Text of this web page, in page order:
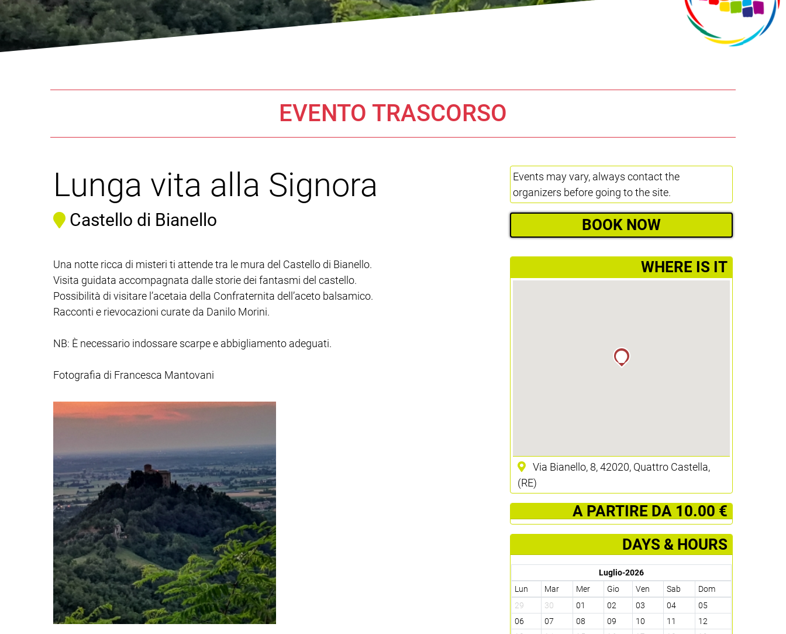
EVENTO TRASCORSO
Lunga vita alla Signora
Castello di Bianello
Events may vary, always contact the
organizers before going to the site.
BOOK NOW
Una notte ricca di misteri ti attende tra le mura del Castello di Bianello.
Visita guidata accompagnata dalle storie dei fantasmi del castello.
Possibilità di visitare l’acetaia della Confraternita dell’aceto balsamico.
Racconti e rievocazioni curate da Danilo Morini.
NB: È necessario indossare scarpe e abbigliamento adeguati.
Fotografia di Francesca Mantovani
­WHERE IS IT
Via Bianello, 8, 42020, Quattro Castella,
(RE)
­ A PARTIRE DA 10.00 €
DAYS & HOURS
Luglio-2026
Lun
Mar Mer Gio Ven Sab
Dom
29
30 01 02 03 04
05
06
07 08 09 10 11
12